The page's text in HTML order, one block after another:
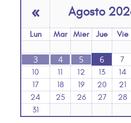
« Agosto
Lun Mar Mier Jue Vie
3 4 5 6 7
10
11 12 13 14
17
18 19 20 21
24
25 26 27 28
31